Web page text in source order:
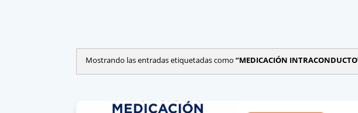
Mostrando las entradas etiquetadas como MEDICACIÓN INTRACONDUCTO